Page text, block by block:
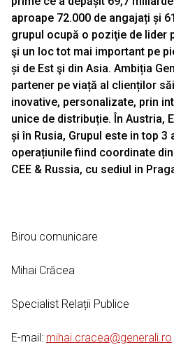
aproape 72.000 de angajați și
grupul ocupă o poziţie de lider
şi un loc tot mai important pe
și de Est şi din Asia. Ambiția
partener pe viață al clienților
inovative, personalizate, prin
unice de distribuție. În Austria,
și în Rusia, Grupul este in top
operațiunile fiind coordinate
CEE & Russia, cu sediul in
Birou comunicare
Mihai Crăcea
Specialist Relații Publice
E-mail: mihai.cracea@generali.ro